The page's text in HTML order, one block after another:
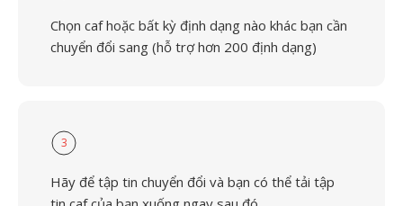
Chọn caf hoặc bất kỳ định dạng nào khác bạn cần
chuyển đổi sang (hỗ trợ hơn 200 định dạng)
3
Hãy để tập tin chuyển đổi và bạn có thể tải tập